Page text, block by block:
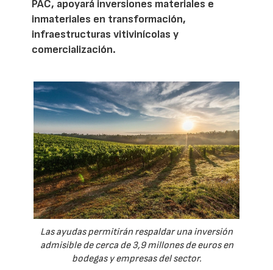
PAC, apoyará inversiones materiales e
inmateriales en transformación,
infraestructuras vitivinícolas y
comercialización.
Las ayudas permitirán respaldar una inversión
admisible de cerca de 3,9 millones de euros en
bodegas y empresas del sector.